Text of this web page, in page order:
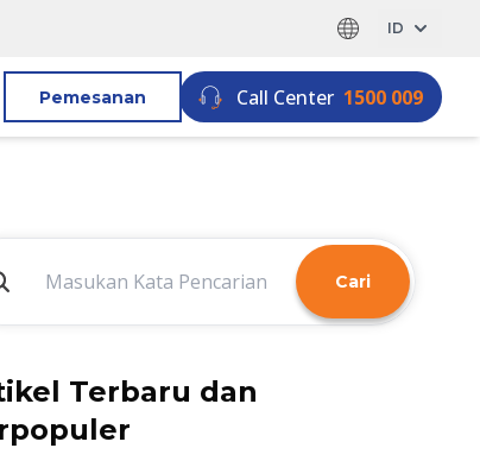
ID
Pemesanan Call Center 1500 009
Cari
Terbaru dan